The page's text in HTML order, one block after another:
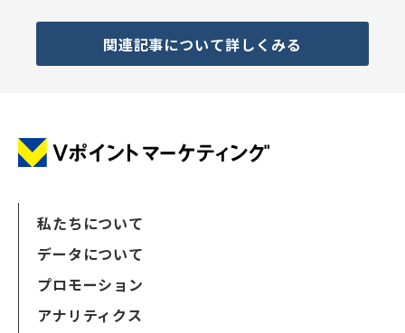
関連記事について詳しくみる
私たちについて
データについて
プロモーション
アナリティクス